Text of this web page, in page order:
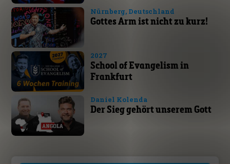
Nürnberg, Deutschland
Gottes Arm ist nicht zu kurz!
2027
School of Evangelism in
Frankfurt
Daniel Kolenda
Der Sieg gehört unserem Gott